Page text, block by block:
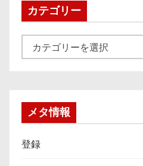
ブカテゴリー
テ
メタ情報
登録